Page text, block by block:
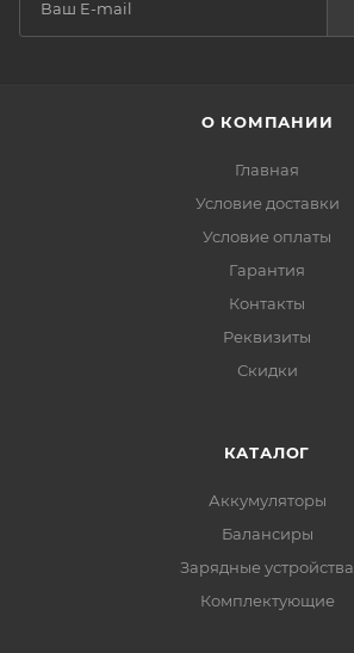
О КОМПАНИИ
Главная
Условие доставки
Условие оплаты
Гарантия
Контакты
Реквизиты
Скидки
КАТАЛОГ
Аккумуляторы
Балансиры
Зарядные устройства
Комплектующие